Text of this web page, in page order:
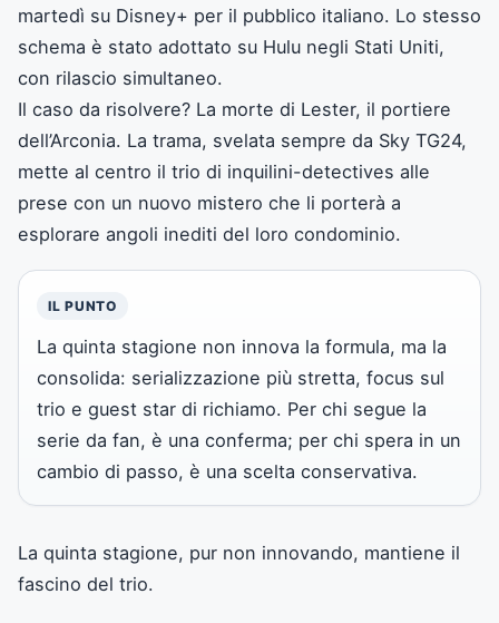
martedì su Disney+ per il pubblico italiano. Lo stesso
schema è stato adottato su Hulu negli Stati Uniti,
con rilascio simultaneo.
Il caso da risolvere? La morte di Lester, il portiere
dell’Arconia. La trama, svelata sempre da Sky TG24,
mette al centro il trio di inquilini-detectives alle
prese con un nuovo mistero che li porterà a
esplorare angoli inediti del loro condominio.
IL PUNTO
La quinta stagione non innova la formula, ma la
consolida: serializzazione più stretta, focus sul
trio e guest star di richiamo. Per chi segue la
serie da fan, è una conferma; per chi spera in un
cambio di passo, è una scelta conservativa.
La quinta stagione, pur non innovando, mantiene il
fascino del trio.